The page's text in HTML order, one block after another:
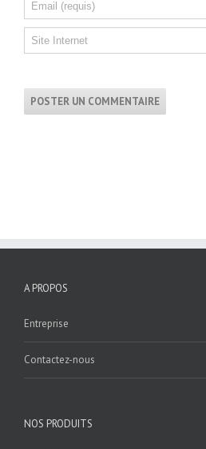
A PROPOS
Entreprise
Contactez-nous
NOS PRODUITS